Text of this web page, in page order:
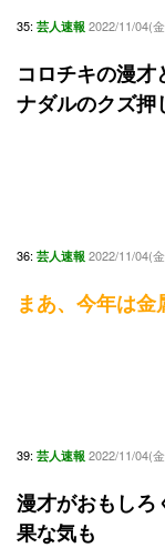
35: 芸人速報 2022/11/04(
コロチキの漫
ナダルのクズ押
36: 芸人速報 2022/11/04(
まあ、今年は
39: 芸人速報 2022/11/04(
漫才がおもしろ
果な気も